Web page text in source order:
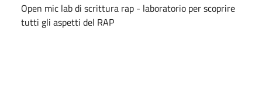
Open mic lab di scrittura rap - laboratorio per scoprire
tutti gli aspetti del RAP